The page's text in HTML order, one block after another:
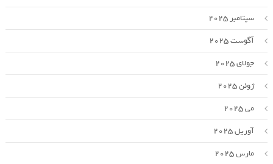
سپتامبر 2025
آگوست 2025
جولای 2025
ژوئن 2025
می 2025
آوریل 2025
مارس 2025